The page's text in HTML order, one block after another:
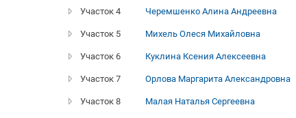
Участок 4 Черемшенко Алина Андреевна
Участок 5 Михель Олеся Михайловна
Участок 6 Куклина Ксения Алексеевна
Участок 7 Орлова Маргарита Александровна
Участок 8 Малая Наталья Сергеевна